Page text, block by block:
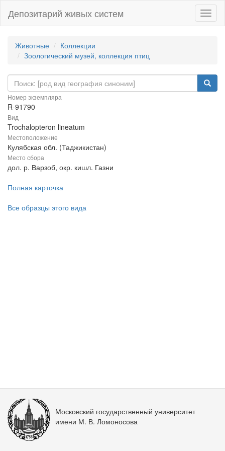
Депозитарий живых систем
Животные
Коллекции
Зоологический музей, коллекция птиц
Номер экземпляра
R-91790
Вид
Trochalopteron lineatum
Местоположение
Кулябская обл. (Таджикистан)
Место сбора
дол. р. Варзоб, окр. кишл. Газни
Полная карточка
Все образцы этого вида
Московский государственный университет
имени М. В. Ломоносова